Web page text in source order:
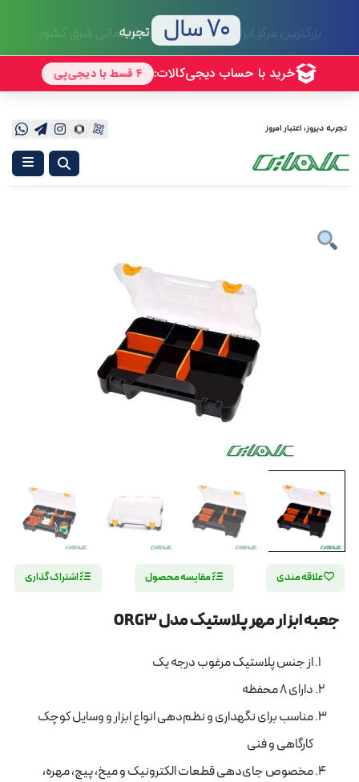
70 سال تجربه
تجربه دیروز، اعتبار امروز
علاقه مندی مقایسه محصول اشتراک گذاری
جعبه ابزار مهر پلاستيک مدل ORG3
از جنس پلاستیک مرغوب درجه یک
دارای ۸ محفظه
مناسب برای نگهداری و نظم‌دهی انواع ابزار و وسایل کوچک
کارگاهی و فنی
مخصوص جای‌دهی قطعات الکترونیک و میخ، پیچ، مهره،